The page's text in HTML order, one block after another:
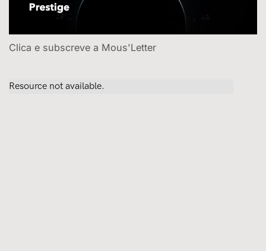
Clica e subscreve a Mous'Letter